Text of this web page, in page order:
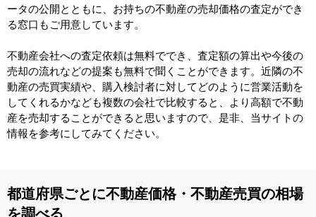
ータの公開とともに、お持ちの不動産の売却価格の査定ができ
る窓口もご用意しています。
不動産会社への査定依頼は無料ででき、査定額の算出や今後の
売却の流れなどの提案も無料で聞くことができます。近隣の不
動産の売買実績や、購入検討者に対してどのように営業活動を
してくれるかなども複数の会社で比較すると、より高額で不動
産を売却することができると思いますので、是非、当サイトの
情報を参考にしてみてください。
都道府県ごとに不動産価格・不動産売買の相場
を調べる